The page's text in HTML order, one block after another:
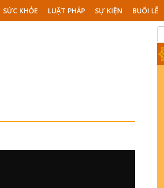
SỨC KHỎE LUẬT PHÁP SỰ KIỆN BUỔI LỄ